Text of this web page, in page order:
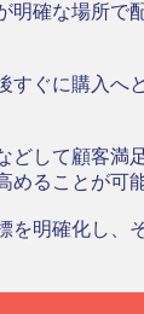
確な場所で
ぐに購入へ
どして顧客満
ることが可能
明確化し、